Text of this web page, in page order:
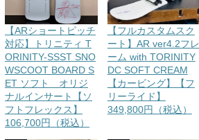
【ARショートピッチ
対応】トリニティ T
ORINITY-SSST SNO
WSCOOT BOARD S
ET ソフト オリジ
ナルインサート【ソ
フトフレックス】
106,700円（税込）
【フルカスタムスク
ート】AR ver4.2フレ
ーム with TORINITY
DC SOFT CREAM
【カービング】【フ
リーライド】
349,800円（税込）